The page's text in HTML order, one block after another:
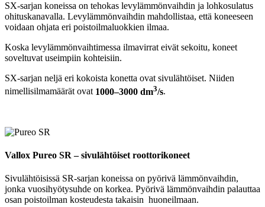
SX-sarjan koneissa on tehokas levylämmönvaihdin ja lohkosulatus
ohituskanavalla. Levylämmönvaihdin mahdollistaa, että koneeseen
voidaan ohjata eri poistoilmaluokkien ilmaa.
Koska levylämmönvaihtimessa ilmavirrat eivät sekoitu, koneet
soveltuvat useimpiin kohteisiin.
SX-sarjan neljä eri kokoista konetta ovat sivulähtöiset. Niiden
nimellisilmamäärät ovat 1000–3000 dm3/s.
Vallox Pureo SR – sivulähtöiset roottorikoneet
Sivulähtöisissä SR-sarjan koneissa on pyörivä lämmönvaihdin,
jonka vuosihyötysuhde on korkea. Pyörivä lämmönvaihdin palauttaa
osan poistoilman kosteudesta takaisin huoneilmaan.